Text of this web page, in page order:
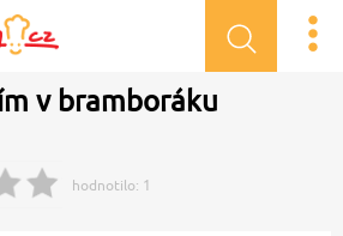
v bramboráku
hodnotilo: 1